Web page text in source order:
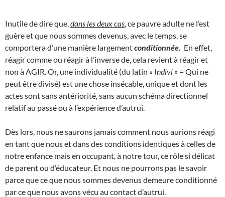
Inutile de dire que, dans les deux cas , ce pauvre adulte ne l’est
guère et que nous sommes devenus, avec le temps, se
comportera d’une manière largementconditionnée. En effet,
réagir comme ou réagir à l’inverse de, cela revient à réagir et
non à AGIR. Or, une individualité (du latin « Indivi » = Qui ne
peut être divisé) est une chose insécable, unique et dont les
actes sont sans antériorité, sans aucun schéma directionnel
relatif au passé ou à l’expérience d’autrui.
Dès lors, nous ne saurons jamais comment nous aurions réagi
en tant que nous et dans des conditions identiques à celles de
notre enfance mais en occupant, à notre tour, ce rôle si délicat
de parent ou d’éducateur. Et nous ne pourrons pas le savoir
parce que ce que nous sommes devenus demeure conditionné
par ce que nous avons vécu au contact d’autrui.